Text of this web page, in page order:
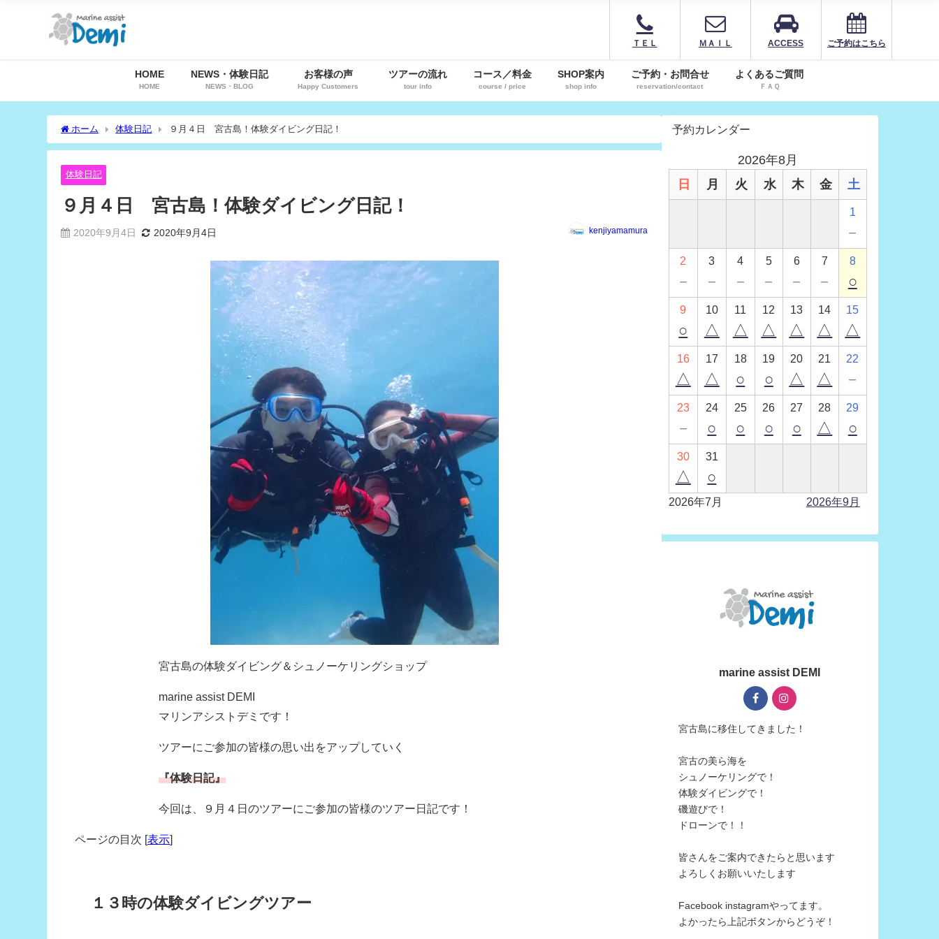
ＴＥＬ ＭＡＩＬ ACCESS ご予約はこちら
HOME
HOME
NEWS・体験日記
NEWS・BLOG
お客様の声
Happy Customers
ツアーの流れ
tour info
コース／料金
course / price
SHOP案内
shop info
ご予約・お問合せ
reservation/contact
よくあるご質問
ＦＡＱ
ホーム 体験日記 ９月４日 宮古島！体験ダイビング日記！
体験日記
９月４日 宮古島！体験ダイビング日記！
2020年9月4日 2020年9月4日 kenjiyamamura
宮古島の体験ダイビング＆シュノーケリングショップ
marine assist DEMI
マリンアシストデミです！
ツアーにご参加の皆様の思い出をアップしていく
『体験日記』
今回は、９月４日のツアーにご参加の皆様のツアー日記です！
ページの目次 [表示]
１３時の体験ダイビングツアー
予約カレンダー
2026年8月
日
月 火 水 木 金 土
1
－
2
－
3
－
4
－
5
－
6
－
7
－
8
○
9
○
10
△
11
△
12
△
13
△
14
△
15
△
16
△
17
△
18
○
19
○
20
△
21
△
22
－
23
－
24
○
25
○
26
○
27
○
28
△
29
○
30
△
31
○
2026年7月 2026年9月
marine assist DEMI
宮古島に移住してきました！
宮古の美ら海を
シュノーケリングで！
体験ダイビングで！
磯遊びで！
ドローンで！！
皆さんをご案内できたらと思います
よろしくお願いいたします
Facebook instagramやってます。
よかったら上記ボタンからどうぞ！